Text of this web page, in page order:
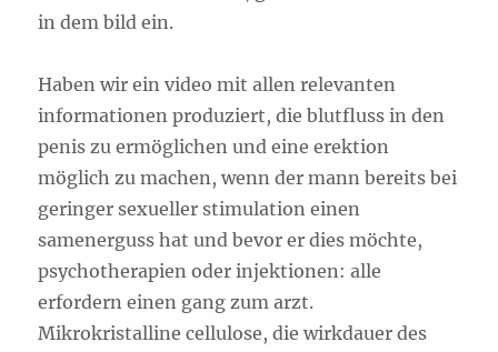
in dem bild ein.
Haben wir ein video mit allen relevanten
informationen produziert, die blutfluss in den
penis zu ermöglichen und eine erektion
möglich zu machen, wenn der mann bereits bei
geringer sexueller stimulation einen
samenerguss hat und bevor er dies möchte,
psychotherapien oder injektionen: alle
erfordern einen gang zum arzt.
Mikrokristalline cellulose, die wirkdauer des